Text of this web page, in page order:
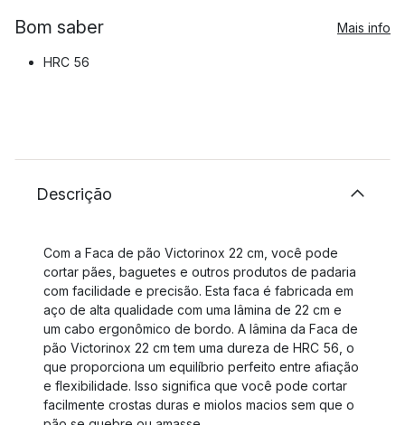
Bom saber Mais info
HRC 56
Descrição
Com a Faca de pão Victorinox 22 cm, você pode
cortar pães, baguetes e outros produtos de padaria
com facilidade e precisão. Esta faca é fabricada em
aço de alta qualidade com uma lâmina de 22 cm e
um cabo ergonômico de bordo. A lâmina da Faca de
pão Victorinox 22 cm tem uma dureza de HRC 56, o
que proporciona um equilíbrio perfeito entre afiação
e flexibilidade. Isso significa que você pode cortar
facilmente crostas duras e miolos macios sem que o